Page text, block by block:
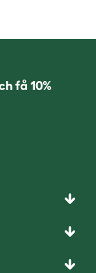
få 10%